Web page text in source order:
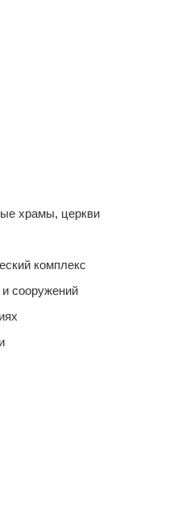
храмы, церкви
комплекс
сооружений